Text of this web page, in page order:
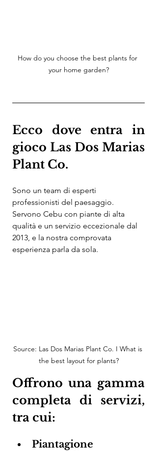
How do you choose the best plants for
your home garden?
Ecco dove entra in
gioco Las Dos Marias
Plant Co.
Sono un team di esperti
professionisti del paesaggio.
Servono Cebu con piante di alta
qualità e un servizio eccezionale dal
2013, e la nostra comprovata
esperienza parla da sola.
Source: Las Dos Marias Plant Co. I What is
the best layout for plants?
Offrono una gamma
completa di servizi,
tra cui:
Piantagione